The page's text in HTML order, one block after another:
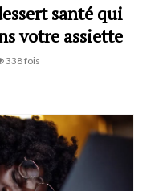
santé qui
votre assiette
338 fois